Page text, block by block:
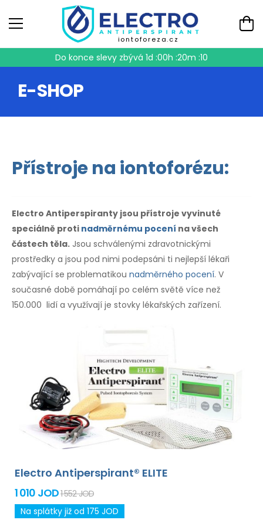
iontoforeza.cz
Do konce slevy zbývá 1d :00h :20m :10
E-SHOP
Přístroje na iontoforézu:
Electro Antiperspiranty jsou přístroje vyvinuté
speciálně proti nadměrnému pocení na všech
částech těla. Jsou schválenými zdravotnickými
prostředky a jsou pod nimi podepsáni ti nejlepší lékaři
zabývající se problematikou nadměrného pocení. V
současné době pomáhají po celém světě více než
150.000 lidí a využívají je stovky lékařských zařízení.
Electro Antiperspirant® ELITE
1 010 JOD1 552 JOD
Na splátky již od 175 JOD